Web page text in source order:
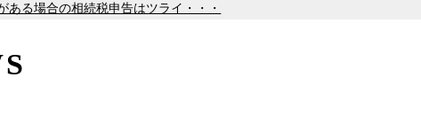
ある場合の相続税申告はツライ・・・